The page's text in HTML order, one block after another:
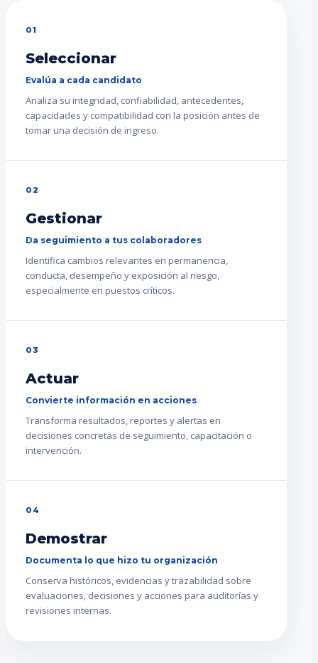
01
Seleccionar
Evalúa a cada candidato
Analiza su integridad, confiabilidad, antecedentes,
capacidades y compatibilidad con la posición antes de
tomar una decisión de ingreso.
02
Gestionar
Da seguimiento a tus colaboradores
Identifica cambios relevantes en permanencia,
conducta, desempeño y exposición al riesgo,
especialmente en puestos críticos.
03
Actuar
Convierte información en acciones
Transforma resultados, reportes y alertas en
decisiones concretas de seguimiento, capacitación o
intervención.
04
Demostrar
Documenta lo que hizo tu organización
Conserva históricos, evidencias y trazabilidad sobre
evaluaciones, decisiones y acciones para auditorías y
revisiones internas.